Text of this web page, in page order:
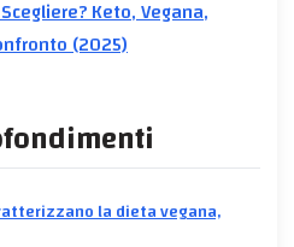
Keto, Vegana,
(2025)
la dieta vegana,